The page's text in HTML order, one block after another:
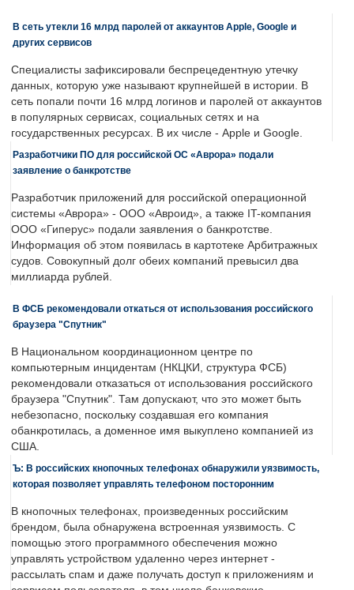
В сеть утекли 16 млрд паролей от аккаунтов Apple, Google и
других сервисов
Специалисты зафиксировали беспрецедентную утечку
данных, которую уже называют крупнейшей в истории. В
сеть попали почти 16 млрд логинов и паролей от аккаунтов
в популярных сервисах, социальных сетях и на
государственных ресурсах. В их числе - Apple и Google.
Разработчики ПО для российской ОС «Аврора» подали
заявление о банкротстве
Разработчик приложений для российской операционной
системы «Аврора» - ООО «Авроид», а также IT-компания
ООО «Гиперус» подали заявления о банкротстве.
Информация об этом появилась в картотеке Арбитражных
судов. Совокупный долг обеих компаний превысил два
миллиарда рублей.
В ФСБ рекомендовали откаться от использования российского
браузера "Спутник"
В Национальном координационном центре по
компьютерным инцидентам (НКЦКИ, структура ФСБ)
рекомендовали отказаться от использования российского
браузера "Спутник". Там допускают, что это может быть
небезопасно, поскольку создавшая его компания
обанкротилась, а доменное имя выкуплено компанией из
США.
Ъ: В российских кнопочных телефонах обнаружили уязвимость,
которая позволяет управлять телефоном посторонним
В кнопочных телефонах, произведенных российским
брендом, была обнаружена встроенная уязвимость. С
помощью этого программного обеспечения можно
управлять устройством удаленно через интернет -
рассылать спам и даже получать доступ к приложениям и